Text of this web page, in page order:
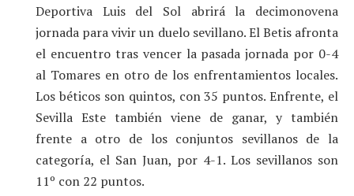
Deportiva Luis del Sol abrirá la decimonovena
jornada para vivir un duelo sevillano. El Betis afronta
el encuentro tras vencer la pasada jornada por 0-4
al Tomares en otro de los enfrentamientos locales.
Los béticos son quintos, con 35 puntos. Enfrente, el
Sevilla Este también viene de ganar, y también
frente a otro de los conjuntos sevillanos de la
categoría, el San Juan, por 4-1. Los sevillanos son
11º con 22 puntos.